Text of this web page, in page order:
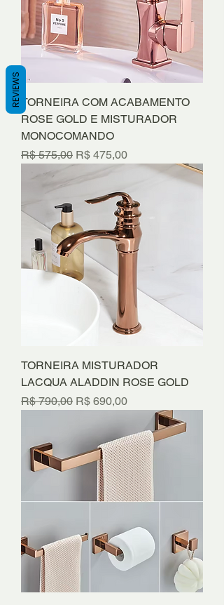
TORNEIRA COM ACABAMENTO
ROSE GOLD E MISTURADOR
MONOCOMANDO
Preço normal
R$ 575,00 Preço promocional
R$ 475,00
TORNEIRA MISTURADOR
LACQUA ALADDIN ROSE GOLD
Preço normal
R$ 790,00 Preço promocional
R$ 690,00
REVIEWS